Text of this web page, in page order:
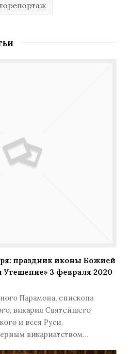
праздник иконы Божией
3 февраля 2020
Парамона, епископа
викария Святейшего
и всея Руси,
викариатством…